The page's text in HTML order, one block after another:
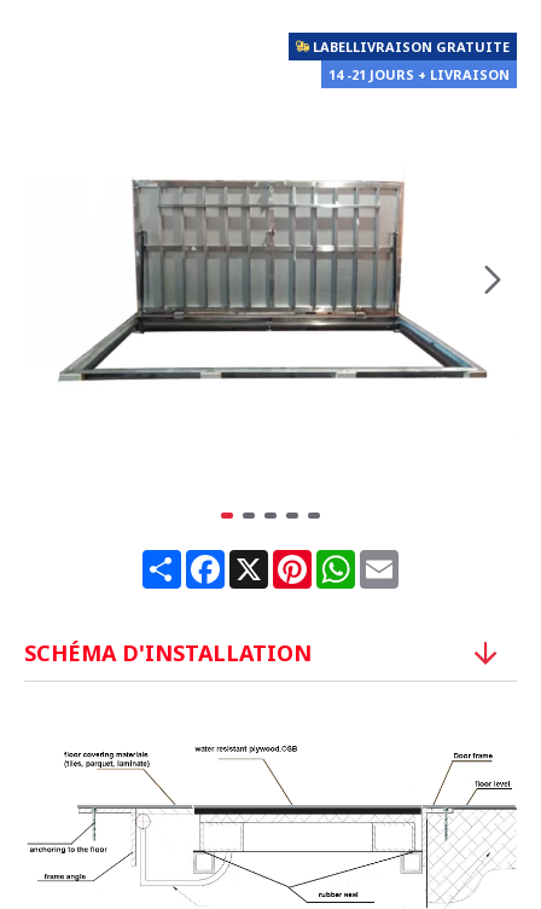
LABELLIVRAISON GRATUITE
14 -21 JOURS + LIVRAISON
ShareFacebook
X PinterestWhatsApp
Email
SCHÉMA D'INSTALLATION